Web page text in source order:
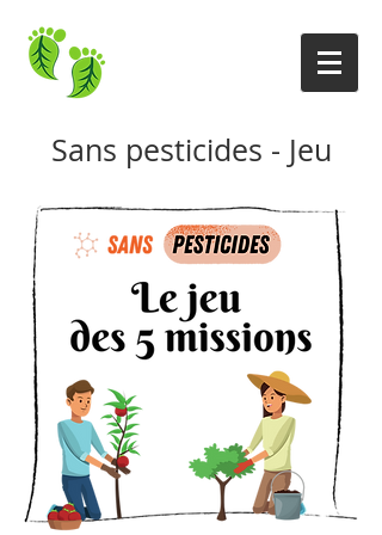
Sans pesticides - Jeu